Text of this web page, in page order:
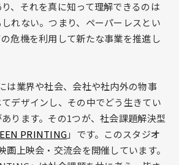
、それを真に知って理解できるのは
れない。つまり、ペーパーレスとい
危機を利用して新たな事業を推進し
は業界や社会、会社や社内外の物事
デザインし、その中でどう生きてい
ります。その1つが、社会課題解決型
PRINTING」です。このスタジオ
画上映会・交流会を開催しています。